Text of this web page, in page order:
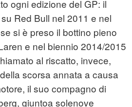
ogni edizione del GP: il
Red Bull nel 2011 e nel
si è preso il bottino pieno
e nel biennio 2014/2015
al riscatto, invece,
scorsa annata a causa
il suo compagno di
giuntoa solenove